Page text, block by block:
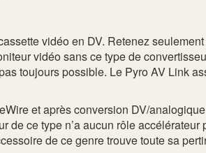
vidéo en DV. Retenez
vidéo sans ce type de
toujours possible. Le Pyro AV Link
et après conversion DV/
de ce type n’a aucun rôle
de ce genre trouve toute sa